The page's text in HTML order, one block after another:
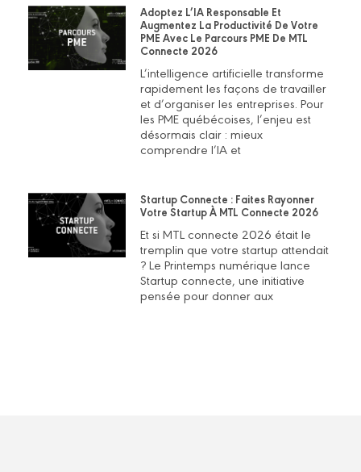
Adoptez L’IA Responsable Et
Augmentez La Productivité De Votre
PME Avec Le Parcours PME De MTL
Connecte 2026
L’intelligence artificielle transforme
rapidement les façons de travailler
et d’organiser les entreprises. Pour
les PME québécoises, l’enjeu est
désormais clair : mieux
comprendre l’IA et
Startup Connecte : Faites Rayonner
Votre Startup À MTL Connecte 2026
Et si MTL connecte 2026 était le
tremplin que votre startup attendait
? Le Printemps numérique lance
Startup connecte, une initiative
pensée pour donner aux